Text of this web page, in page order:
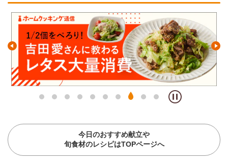
今日のおすすめ献立や
旬食材のレシピはTOPページへ